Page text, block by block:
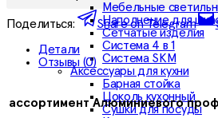
Мебельные
Наполнение для
Сетчатые изделия
Система 4 в 1
Система SKM
Аксессуары для кухни
Барная стойка
Цоколь кухонный
Сушки для посуды
Поделиться: Share on Telegram
Детали
Отзывы (0)
ассортимент Алюминиевого